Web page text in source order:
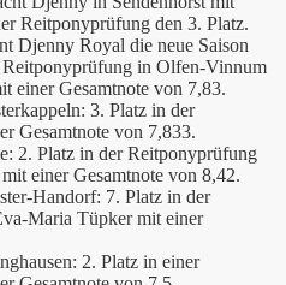
Reitponyprüfung den 3. Platz.
Djenny Royal die neue Saison
in Olfen-Vinnum
einer Gesamtnote von 7,83.
3. Platz in der
Gesamtnote von 7,833.
2. Platz in der Reitponyprüfung
einer Gesamtnote von 8,42.
Handorf: 7. Platz in der
Maria Tüpker mit einer
2. Platz in einer